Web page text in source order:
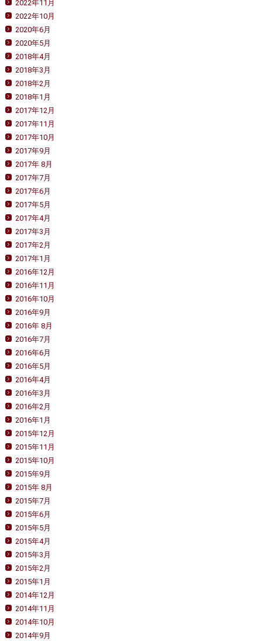
2022年11月
2022年10月
2020年6月
2020年5月
2018年4月
2018年3月
2018年2月
2018年1月
2017年12月
2017年11月
2017年10月
2017年9月
2017年 8月
2017年7月
2017年6月
2017年5月
2017年4月
2017年3月
2017年2月
2017年1月
2016年12月
2016年11月
2016年10月
2016年9月
2016年 8月
2016年7月
2016年6月
2016年5月
2016年4月
2016年3月
2016年2月
2016年1月
2015年12月
2015年11月
2015年10月
2015年9月
2015年 8月
2015年7月
2015年6月
2015年5月
2015年4月
2015年3月
2015年2月
2015年1月
2014年12月
2014年11月
2014年10月
2014年9月